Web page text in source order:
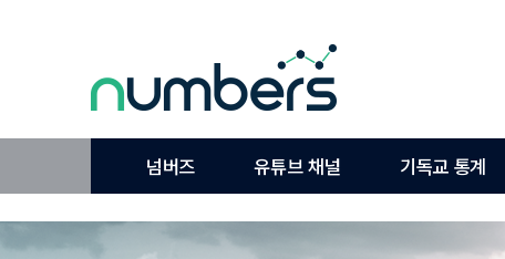
넘버즈 유튜브 채널 기독교 통계